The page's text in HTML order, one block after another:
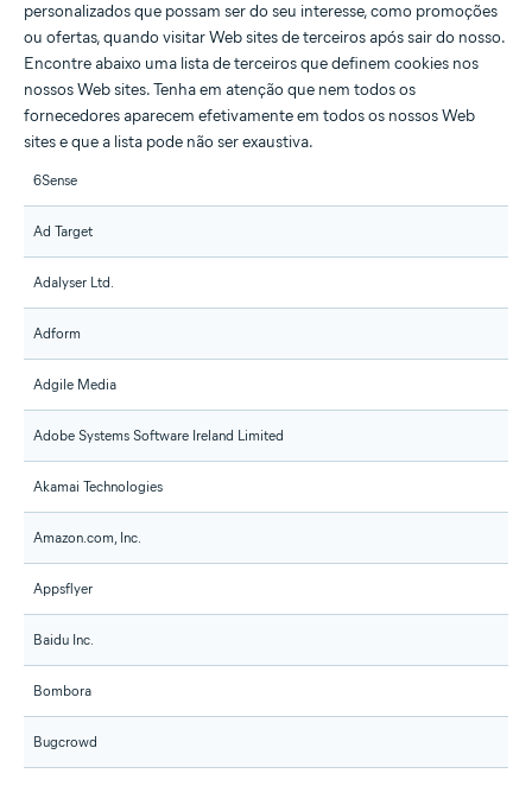
personalizados que possam ser do seu interesse, como promoções
ou ofertas, quando visitar Web sites de terceiros após sair do nosso.
Encontre abaixo uma lista de terceiros que definem cookies nos
nossos Web sites. Tenha em atenção que nem todos os
fornecedores aparecem efetivamente em todos os nossos Web
sites e que a lista pode não ser exaustiva.
6Sense
Ad Target
Adalyser Ltd.
Adform
Adgile Media
Adobe Systems Software Ireland Limited
Akamai Technologies
Amazon.com, Inc.
Appsflyer
Baidu Inc.
Bombora
Bugcrowd